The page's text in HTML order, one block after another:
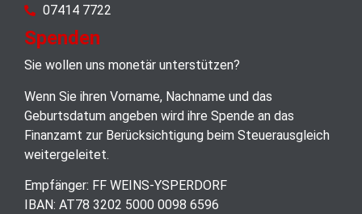
07414 7722
Spenden
Sie wollen uns monetär unterstützen?
Wenn Sie ihren Vorname, Nachname und das
Geburtsdatum angeben wird ihre Spende an das
Finanzamt zur Berücksichtigung beim Steuerausgleich
weitergeleitet.
Empfänger: FF WEINS-YSPERDORF
IBAN: AT78 3202 5000 0098 6596